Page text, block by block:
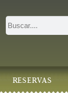
RESERVAS